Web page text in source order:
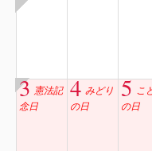
3 憲法記
念日
4 みどり
の日
5 こ
の日